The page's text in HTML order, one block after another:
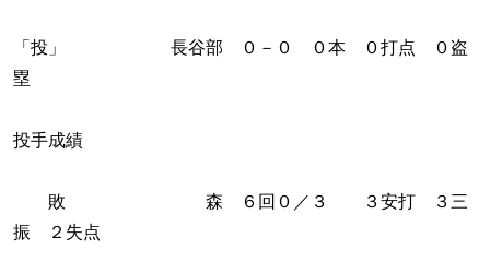
「投」 長谷部 ０－０ ０本 ０打点 ０盗
塁
投手成績
敗 森 ６回０／３ ３安打 ３三
振 ２失点